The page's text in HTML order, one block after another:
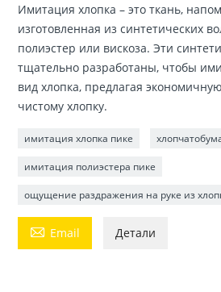
Имитация хлопка – это ткань,
изготовленная из синтетических
полиэстер или вискоза. Эти
тщательно разработаны, чтобы
вид хлопка, предлагая
чистому хлопку.
имитация хлопка пике
имитация полиэстера пике
ощущение раздражения на руке из
 Email Детали